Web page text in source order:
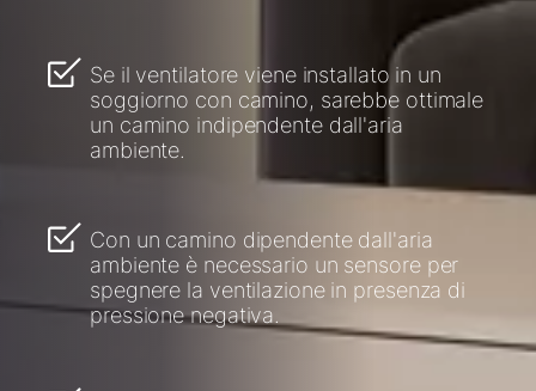
Se il ventilatore viene installato in un
soggiorno con camino, sarebbe ottimale
un camino indipendente dall'aria
ambiente.
Con un camino dipendente dall'aria
ambiente è necessario un sensore per
spegnere la ventilazione in presenza di
pressione negativa.